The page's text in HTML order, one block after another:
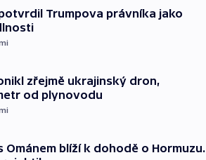
Trumpova právníka jako
zřejmě ukrajinský dron,
od plynovodu
Ománem blíží k dohodě o Hormuzu.